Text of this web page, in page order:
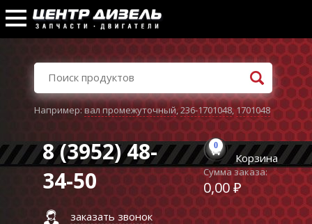
Например:вал промежуточный,236-1701048,1701048
8 (3952) 48-
34-50
заказать звонок
0
Корзина
Сумма заказа:
0,00 ₽